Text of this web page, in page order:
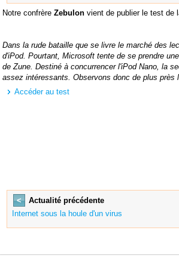
Notre confrère Zebulonvient de publier le test de
Dans la rude bataille que se livre le marché des
d'iPod. Pourtant, Microsoft tente de se prendre
de Zune. Destiné à concurrencer l'iPod Nano, la
assez intéressants. Observons donc de plus près
Accéder au test
<
Actualité précédente
Internet sous la houle d'un virus